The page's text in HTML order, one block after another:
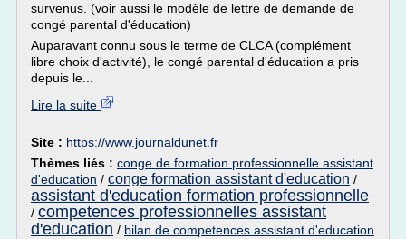
survenus. (voir aussi le modèle de lettre de demande de
congé parental d'éducation)
Auparavant connu sous le terme de CLCA (complément
libre choix d'activité), le congé parental d'éducation a pris
depuis le...
Lire la suite
Site : https://www.journaldunet.fr
Thèmes liés : conge de formation professionnelle assistant
d'education / conge formation assistant d'education /
assistant d'education formation professionnelle
/ competences professionnelles assistant
d'education / bilan de competences assistant d'education